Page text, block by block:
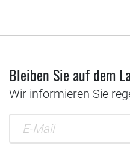
Bleiben Sie auf dem
Wir informieren Sie